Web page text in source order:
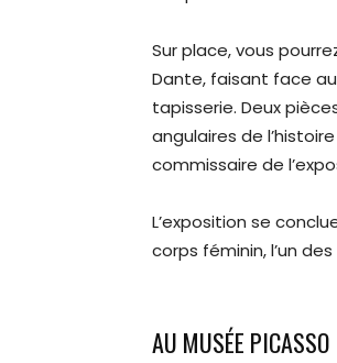
Sur place, vous
Dante, faisant face au
tapisserie. Deux
angulaires de
commissaire de
L’exposition se
corps féminin, l’un
AU MUSÉE PICASSO